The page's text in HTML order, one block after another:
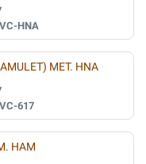
HNA
MET. HNA
617
HAM